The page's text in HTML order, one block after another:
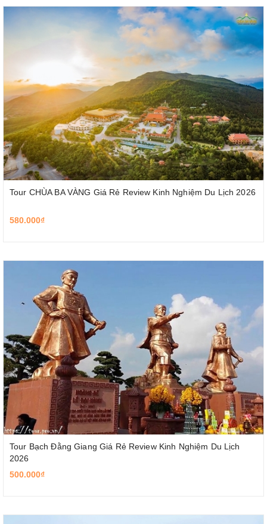
Tour CHÙA BA VÀNG Giá Rẻ Review Kinh Nghiệm Du Lịch 2026
580.000₫
Tour Bạch Đằng Giang Giá Rẻ Review Kinh Nghiệm Du Lịch
2026
500.000₫